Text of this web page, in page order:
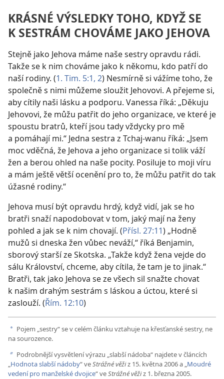
KRÁSNÉ VÝSLEDKY TOHO, KDYŽ SE
K SESTRÁM CHOVÁME JAKO JEHOVA
Stejně jako Jehova máme naše sestry opravdu rádi.
Takže se k nim chováme jako k někomu, kdo patří do
naší rodiny. (1. Tim. 5:1, 2) Nesmírně si vážíme toho, že
společně s nimi můžeme sloužit Jehovovi. A přejeme si,
aby cítily naši lásku a podporu. Vanessa říká: „Děkuju
Jehovovi, že můžu patřit do jeho organizace, ve které je
spoustu bratrů, kteří jsou tady vždycky pro mě
a pomáhají mi.“ Jedna sestra z Tchaj-wanu říká: „Jsem
moc vděčná, že Jehova a jeho organizace si tolik váží
žen a berou ohled na naše pocity. Posiluje to moji víru
a mám ještě větší ocenění pro to, že můžu patřit do tak
úžasné rodiny.“
Jehova musí být opravdu hrdý, když vidí, jak se ho
bratři snaží napodobovat v tom, jaký mají na ženy
pohled a jak se k nim chovají. (Přísl. 27:11) „Hodně
mužů si dneska žen vůbec neváží,“ říká Benjamin,
sborový starší ze Skotska. „Takže když žena vejde do
sálu Království, chceme, aby cítila, že tam je to jinak.“
Bratři, tak jako Jehova se ze všech sil snažte chovat
k našim drahým sestrám s láskou a úctou, které si
zaslouží. (Řím. 12:10)
a Pojem „sestry“ se v celém článku vztahuje na křesťanské sestry, ne
na sourozence.
b Podrobnější vysvětlení výrazu „slabší nádoba“ najdete v článcích
„Hodnota slabší nádoby“ veStrážné věžiz 15. května 2006 a „Moudré
vedení pro manželské dvojice“ veStrážné věžiz 1. března 2005.